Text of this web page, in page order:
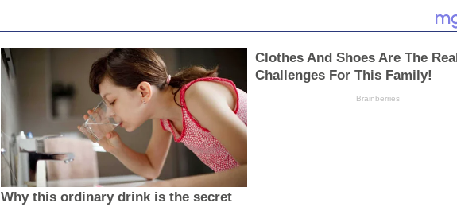
Why this ordinary drink is the secret
Clothes And Shoes Are The Real
Challenges For This Family!
Brainberries